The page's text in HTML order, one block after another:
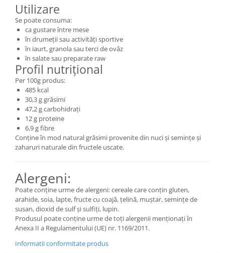
Utilizare
Se poate consuma:
ca gustare între mese
în drumeții sau activități sportive
în iaurt, granola sau terci de ovăz
în salate sau preparate raw
Profil nutrițional
Per 100g produs:
485 kcal
30,3 g grăsimi
47,2 g carbohidrați
12 g proteine
6,9 g fibre
Conține în mod natural grăsimi provenite din nuci și semințe și
zaharuri naturale din fructele uscate.
Alergeni:
Poate conține urme de alergeni: cereale care conțin gluten,
arahide, soia, lapte, fructe cu coajă, țelină, muștar, semințe de
susan, dioxid de sulf și sulfiți, lupin.
Produsul poate conține urme de toți alergenii menționați în
Anexa II a Regulamentului (UE) nr. 1169/2011.
Informatii conformitate produs